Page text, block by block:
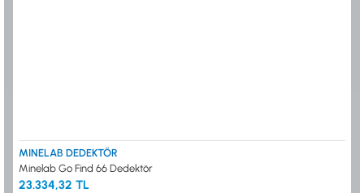
MINELAB DEDEKTÖR
Minelab Go Find 66 Dedektör
23.334,32 TL